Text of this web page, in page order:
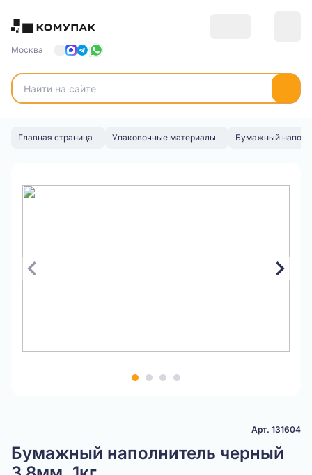
Москва
Главная страница Упаковочные материалы Бумажный
Арт. 131604
Бумажный наполнитель черный